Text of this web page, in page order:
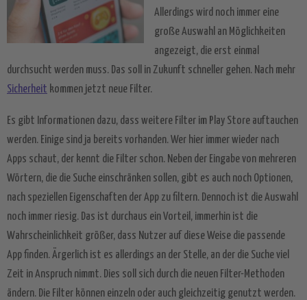
Allerdings wird noch immer eine
große Auswahl an Möglichkeiten
angezeigt, die erst einmal
durchsucht werden muss. Das soll in Zukunft schneller gehen. Nach mehr
Sicherheit kommen jetzt neue Filter.
Es gibt Informationen dazu, dass weitere Filter im Play Store auftauchen
werden. Einige sind ja bereits vorhanden. Wer hier immer wieder nach
Apps schaut, der kennt die Filter schon. Neben der Eingabe von mehreren
Wörtern, die die Suche einschränken sollen, gibt es auch noch Optionen,
nach speziellen Eigenschaften der App zu filtern. Dennoch ist die Auswahl
noch immer riesig. Das ist durchaus ein Vorteil, immerhin ist die
Wahrscheinlichkeit größer, dass Nutzer auf diese Weise die passende
App finden. Ärgerlich ist es allerdings an der Stelle, an der die Suche viel
Zeit in Anspruch nimmt. Dies soll sich durch die neuen Filter-Methoden
ändern. Die Filter können einzeln oder auch gleichzeitig genutzt werden.